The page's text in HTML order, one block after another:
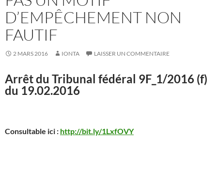
D’EMPÊCHEMENT NON
FAUTIF
2 MARS 2016 IONTA LAISSER UN COMMENTAIRE
Arrêt du Tribunal fédéral 9F_1/2016 (f)
du 19.02.2016
Consultable ici : http://bit.ly/1LxfOVY